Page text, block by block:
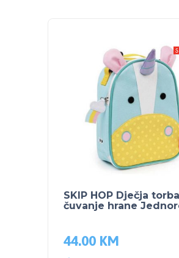
SKIP HOP Dječja
čuvanje hrane
44.00 KM